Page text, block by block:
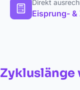
Direkt
Eisprung-
Zykluslänge